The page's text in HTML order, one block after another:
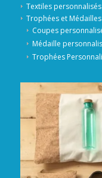
Textiles
Trophées et
Coupes
Médaille
Trophées